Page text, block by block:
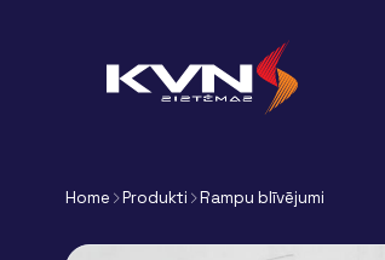
Home Produkti Rampu blīvējumi